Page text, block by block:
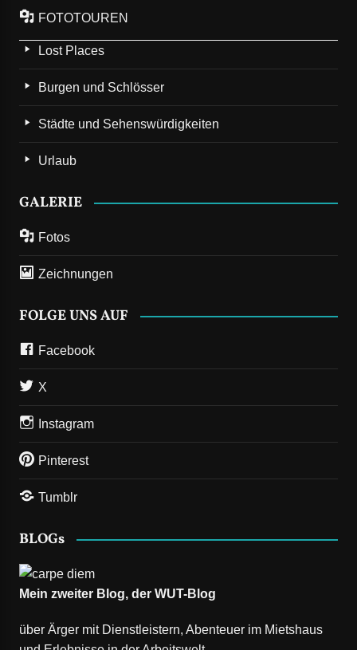
FOTOTOUREN
Lost Places
Burgen und Schlösser
Städte und Sehenswürdigkeiten
Urlaub
GALERIE
Fotos
Zeichnungen
FOLGE UNS AUF
Facebook
X
Instagram
Pinterest
Tumblr
BLOGs
Mein zweiter Blog, der WUT-Blog
über Ärger mit Dienstleistern, Abenteuer im Mietshaus